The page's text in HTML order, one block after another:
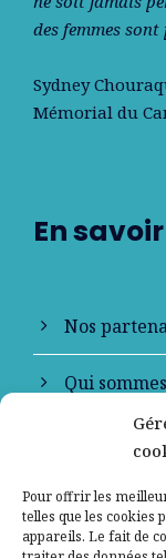
Pour offrir les
telles que les cookies
appareils. Le fait de
des femmes sont
Sydney
Mémorial du
En
Nos
Qui
Contactez-
Mentions
Politique